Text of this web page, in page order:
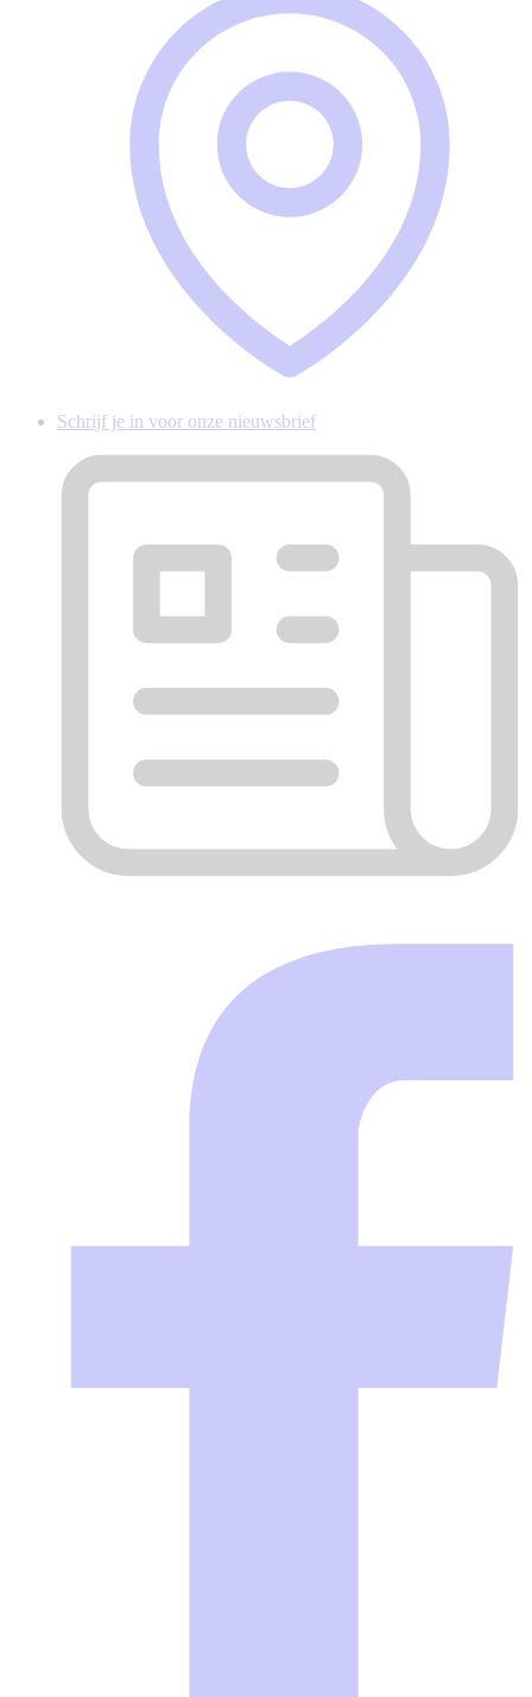
Schrijf je in voor onze nieuwsbrief